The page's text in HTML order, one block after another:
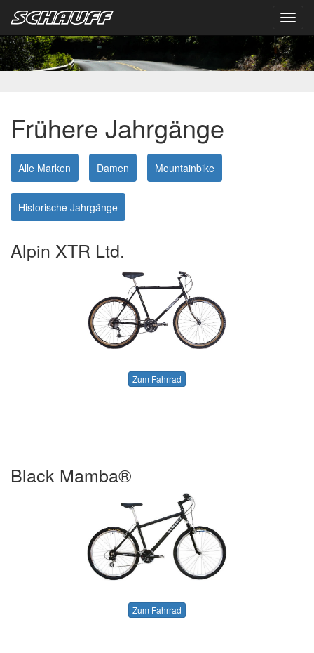
Frühere Jahrgänge
Alle Marken Damen Mountainbike
Historische Jahrgänge
Alpin XTR Ltd.
Zum Fahrrad
Black Mamba®
Zum Fahrrad